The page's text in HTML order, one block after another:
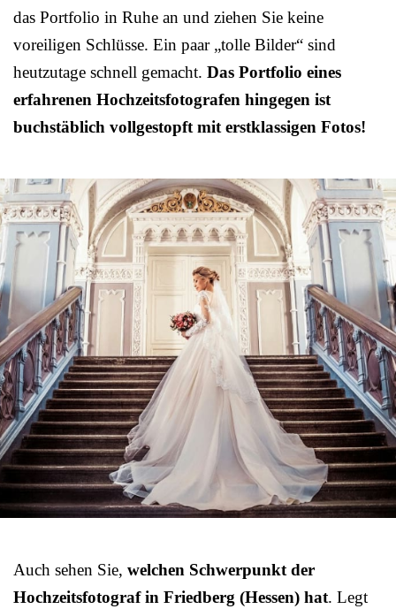
das Portfolio in Ruhe an und ziehen Sie keine
voreiligen Schlüsse. Ein paar „tolle Bilder“ sind
heutzutage schnell gemacht. Das Portfolio eines
erfahrenen Hochzeitsfotografen hingegen ist
buchstäblich vollgestopft mit erstklassigen Fotos!
Auch sehen Sie, welchen Schwerpunkt der
Hochzeitsfotograf in Friedberg (Hessen) hat. Legt